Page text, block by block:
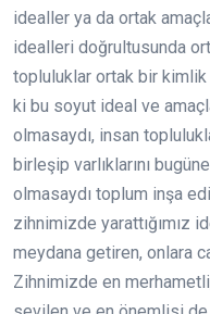
idealler ya da ortak
idealleri doğrultusunda
topluluklar ortak bir kimlik
ki bu soyut ideal ve
olmasaydı, insan
birleşip varlıklarını
olmasaydı toplum inşa
zihnimizde yarattığımız
meydana getiren, onlara
Zihnimizde en